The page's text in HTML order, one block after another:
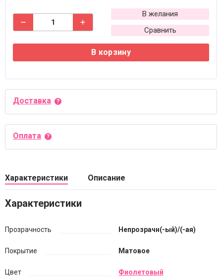
В желания
Сравнить
В корзину
Доставка
Оплата
Характеристики Описание
Характеристики
Прозрачность Непрозрачн(-ый)/(-ая)
Покрытие Матовое
Цвет Фиолетовый